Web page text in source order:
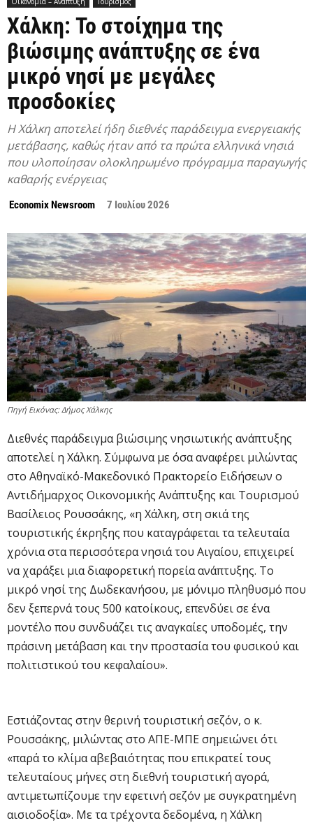
Χάλκη: Το στοίχημα της
βιώσιμης ανάπτυξης σε ένα
μικρό νησί με μεγάλες
προσδοκίες
Η Χάλκη αποτελεί ήδη διεθνές παράδειγμα ενεργειακής
μετάβασης, καθώς ήταν από τα πρώτα ελληνικά νησιά
που υλοποίησαν ολοκληρωμένο πρόγραμμα παραγωγής
καθαρής ενέργειας
Economix Newsroom 7 Ιουλίου 2026
Πηγή Εικόνας: Δήμος Χάλκης
Διεθνές παράδειγμα βιώσιμης νησιωτικής ανάπτυξης
αποτελεί η Χάλκη. Σύμφωνα με όσα αναφέρει μιλώντας
στο Αθηναϊκό-Μακεδονικό Πρακτορείο Ειδήσεων ο
Αντιδήμαρχος Οικονομικής Ανάπτυξης και Τουρισμού
Βασίλειος Ρουσσάκης, «η Χάλκη, στη σκιά της
τουριστικής έκρηξης που καταγράφεται τα τελευταία
χρόνια στα περισσότερα νησιά του Αιγαίου, επιχειρεί
να χαράξει μια διαφορετική πορεία ανάπτυξης. Το
μικρό νησί της Δωδεκανήσου, με μόνιμο πληθυσμό που
δεν ξεπερνά τους 500 κατοίκους, επενδύει σε ένα
μοντέλο που συνδυάζει τις αναγκαίες υποδομές, την
πράσινη μετάβαση και την προστασία του φυσικού και
πολιτιστικού του κεφαλαίου».
Εστιάζοντας στην θερινή τουριστική σεζόν, ο κ.
Ρουσσάκης, μιλώντας στο ΑΠΕ-ΜΠΕ σημειώνει ότι
«παρά το κλίμα αβεβαιότητας που επικρατεί τους
τελευταίους μήνες στη διεθνή τουριστική αγορά,
αντιμετωπίζουμε την εφετινή σεζόν με συγκρατημένη
αισιοδοξία». Με τα τρέχοντα δεδομένα, η Χάλκη